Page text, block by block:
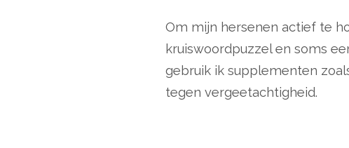
Om mijn hersenen actief te
kruiswoordpuzzel en soms
gebruik ik supplementen
tegen vergeetachtigheid.